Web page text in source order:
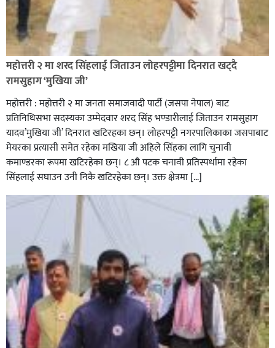
रक्तदान सेवामा जिल्लामै दोस्रो स्थान ल्याएकोमा जनमत नेताद्वय
रेडक्रस सिराहा द्वारा सम्मानित
सिराहाको औरहीमा जेन-जी भेला सम्पन्न
महोत्तरी २ मा शरद सिंहलाई जिताउन लोहरपट्टीमा दिनरात खट्दै
रामसुहाग ‘मुखिया जी’
महोत्तरी : महोत्तरी २ मा जनता समाजवादी पार्टी (जसपा नेपाल) बाट
प्रतिनिधिसभा सदस्यका उम्मेदवार शरद सिंह भण्डारीलाई जिताउन रामसुहाग
यादव’मुखिया जी’ दिनरात खटिरहका छन्। लोहरपट्टी नगरपालिकाका जसपाबाट
मेयरका प्रत्यासी समेत रहेका मखिया जी अहिले सिंहका लागि चुनावी
कमाण्डरका रूपमा खटिरहेका छन्। ८ औ पटक चनावी प्रतिस्पर्धामा रहेका
सिंहलाई सघाउन उनी निकै खटिरहेका छन्। उक्त क्षेत्रमा […]